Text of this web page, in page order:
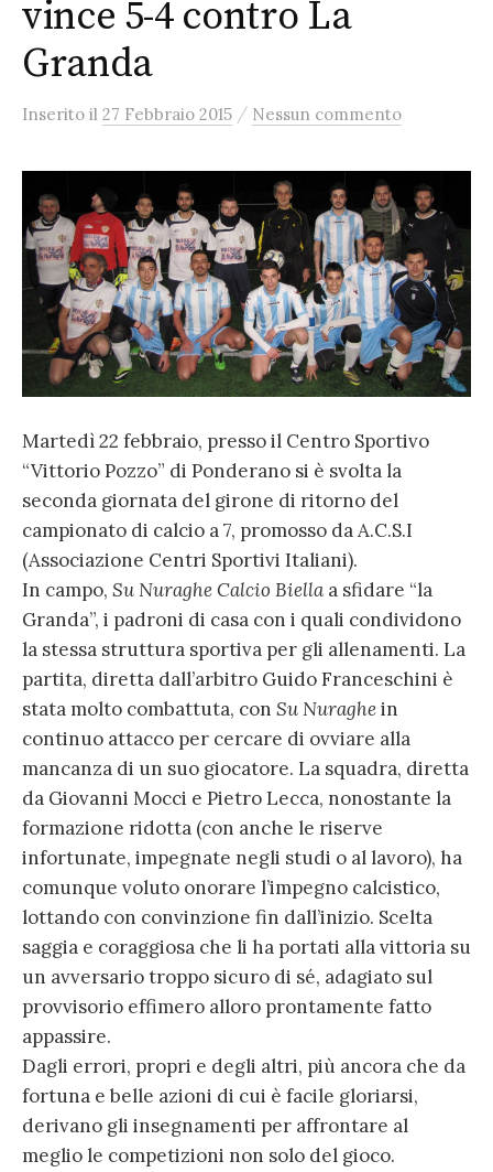
vince 5-4 contro La
Granda
Inserito il 27 Febbraio 2015 / Nessun commento
Martedì 22 febbraio, presso il Centro Sportivo
“Vittorio Pozzo” di Ponderano si è svolta la
seconda giornata del girone di ritorno del
campionato di calcio a 7, promosso da A.C.S.I
(Associazione Centri Sportivi Italiani).
In campo, Su Nuraghe Calcio Biella a sfidare “la
Granda”, i padroni di casa con i quali condividono
la stessa struttura sportiva per gli allenamenti. La
partita, diretta dall’arbitro Guido Franceschini è
stata molto combattuta, con Su Nuraghein
continuo attacco per cercare di ovviare alla
mancanza di un suo giocatore. La squadra, diretta
da Giovanni Mocci e Pietro Lecca, nonostante la
formazione ridotta (con anche le riserve
infortunate, impegnate negli studi o al lavoro), ha
comunque voluto onorare l’impegno calcistico,
lottando con convinzione fin dall’inizio. Scelta
saggia e coraggiosa che li ha portati alla vittoria su
un avversario troppo sicuro di sé, adagiato sul
provvisorio effimero alloro prontamente fatto
appassire.
Dagli errori, propri e degli altri, più ancora che da
fortuna e belle azioni di cui è facile gloriarsi,
derivano gli insegnamenti per affrontare al
meglio le competizioni non solo del gioco.